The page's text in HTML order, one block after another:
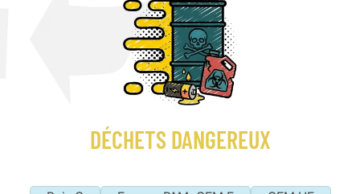
DÉCHETS DANGEREUX